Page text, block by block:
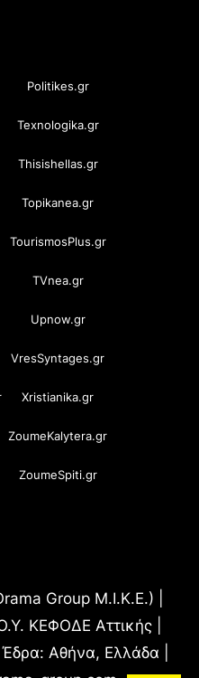
Politikes.gr
Texnologika.gr
Thisishellas.gr
Topikanea.gr
TourismosPlus.gr
TVnea.gr
Upnow.gr
VresSyntages.gr
Xristianika.gr
ZoumeKalytera.gr
ZoumeSpiti.gr
Group Μ.Ι.Κ.Ε.) |
ΚΕΦΟΔΕ Αττικής |
Αθήνα, Ελλάδα |